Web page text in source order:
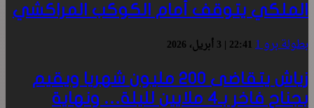
الملكي يتوقف أمام الكوكب المراكشي
بطولة برو 1 22:41 | 3 أبريل، 2026
زياش يتقاضى 200 مليون شهريا ويقيم
بجناح فاخر بـ4 ملايين لليلة… ونهاية